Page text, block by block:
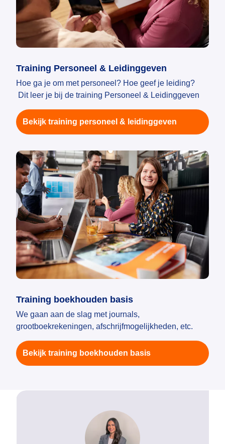
Training Personeel & Leidinggeven
Hoe ga je om met personeel? Hoe geef je leiding?
Dit leer je bij de training Personeel & Leidinggeven
Bekijk training personeel & leidinggeven
Training boekhouden basis
We gaan aan de slag met journals,
grootboekrekeningen, afschrijfmogelijkheden, etc.
Bekijk training boekhouden basis